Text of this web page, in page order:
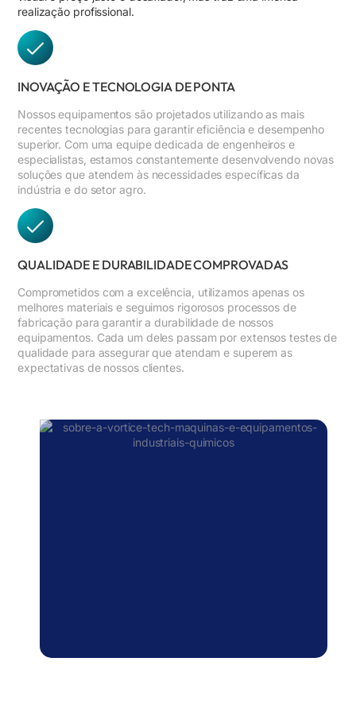
realização profissional.
INOVAÇÃO E TECNOLOGIA DE PONTA
Nossos equipamentos são projetados utilizando as mais
recentes tecnologias para garantir eficiência e desempenho
superior. Com uma equipe dedicada de engenheiros e
especialistas, estamos constantemente desenvolvendo novas
soluções que atendem às necessidades específicas da
indústria e do setor agro.
QUALIDADE E DURABILIDADE COMPROVADAS
Comprometidos com a excelência, utilizamos apenas os
melhores materiais e seguimos rigorosos processos de
fabricação para garantir a durabilidade de nossos
equipamentos. Cada um deles passam por extensos testes de
qualidade para assegurar que atendam e superem as
expectativas de nossos clientes.